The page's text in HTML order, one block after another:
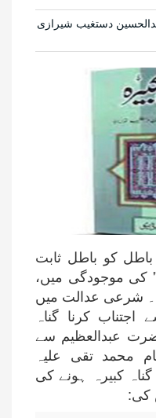
دستغیب شیرازی
کو باطل ثابت
کی موجودگی میں،
شرعی عدالت میں
کرنا گناہ
عبدالعظیم سے
محمد تقی علیہ
کبیرہ ہونے کی
کی: